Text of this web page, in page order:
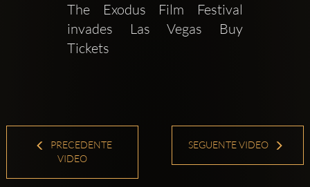
The Exodus Film Festival
invades Las Vegas Buy
Tickets
PRECEDENTE
VIDEO
SEGUENTE VIDEO